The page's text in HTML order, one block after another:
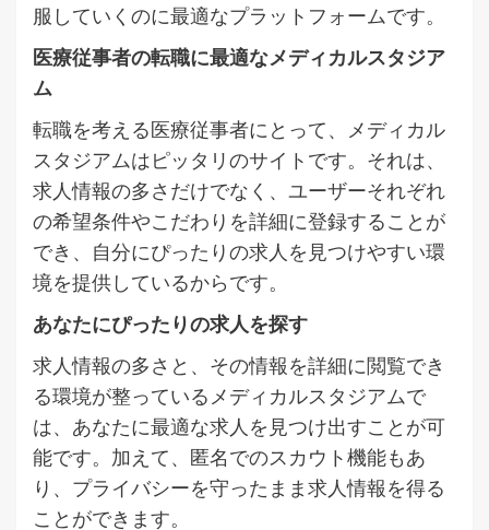
服していくのに最適なプラットフォームです。
医療従事者の転職に最適なメディカルスタジア
ム
転職を考える医療従事者にとって、メディカル
スタジアムはピッタリのサイトです。それは、
求人情報の多さだけでなく、ユーザーそれぞれ
の希望条件やこだわりを詳細に登録することが
でき、自分にぴったりの求人を見つけやすい環
境を提供しているからです。
あなたにぴったりの求人を探す
求人情報の多さと、その情報を詳細に閲覧でき
る環境が整っているメディカルスタジアムで
は、あなたに最適な求人を見つけ出すことが可
能です。加えて、匿名でのスカウト機能もあ
り、プライバシーを守ったまま求人情報を得る
ことができます。